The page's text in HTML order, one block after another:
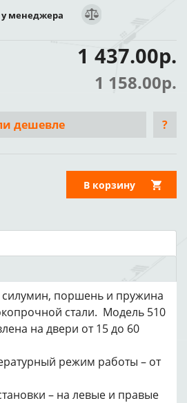
менеджера
1 437.00р.
1 158.00р.
дешевле ?
В корзину
силумин, поршень и пружина
стали. Модель 510
на двери от 15 до 60
режим работы – от
– на левые и правые